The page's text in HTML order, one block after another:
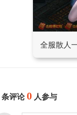
全服散人
条评论0 人参与